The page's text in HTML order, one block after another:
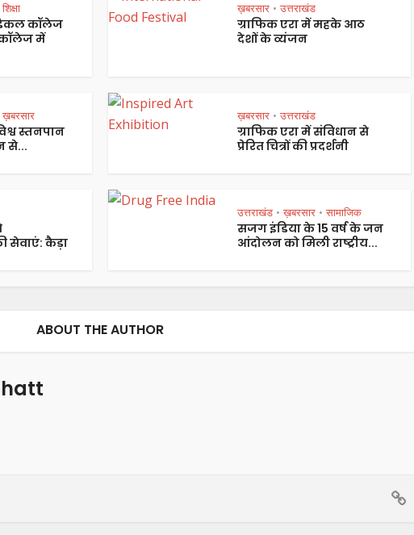
शिक्षा
कॉलेज
कॉलेज में
ख़बरसार • उत्तराखंड
ग्राफिक एरा में महके आठ
देशों के व्यंजन
ख़बरसार
स्तनपान
से...
ख़बरसार • उत्तराखंड
ग्राफिक एरा में संविधान से
प्रेरित चित्रों की प्रदर्शनी
सेवाएं: कैड़ा
उत्तराखंड • ख़बरसार • सामाजिक
सजग इंडिया के 15 वर्ष के जन
आंदोलन को मिली राष्ट्रीय...
ABOUT THE AUTHOR